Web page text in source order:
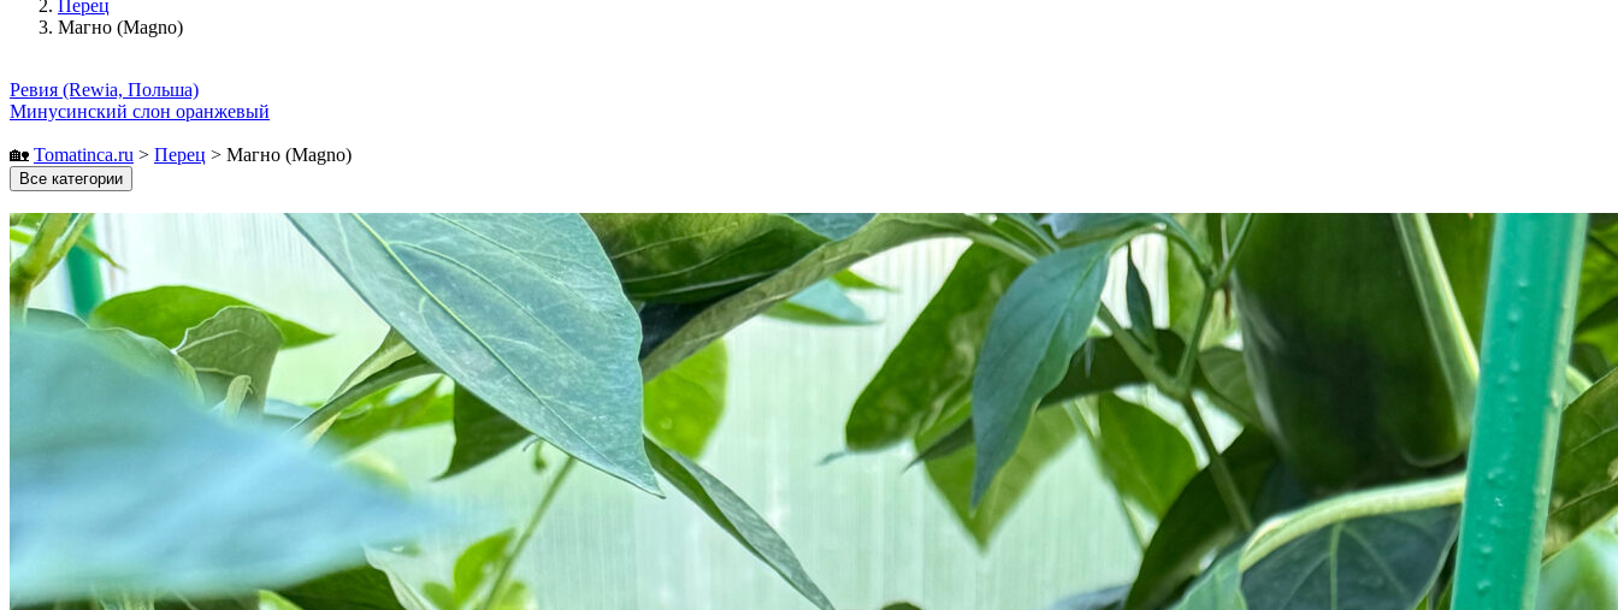
Перец
Магно (Magno)
Ревия (Rewia, Польша)
Минусинский слон оранжевый
🏡 Tomatinсa.ru > Перец > Магно (Magno)
Все категории